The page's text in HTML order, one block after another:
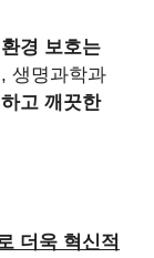
경 보호는
, 생명과학과
고 깨끗한
더욱 혁신적